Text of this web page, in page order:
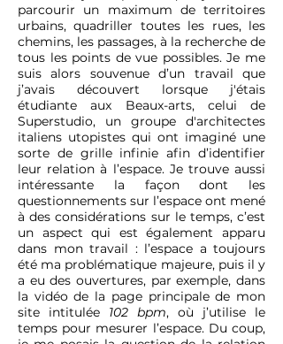
parcourir un maximum de territoires
urbains, quadriller toutes les rues, les
chemins, les passages, à la recherche de
tous les points de vue possibles. Je me
suis alors souvenue d’un travail que
j’avais découvert lorsque j'étais
étudiante aux Beaux-arts, celui de
Superstudio, un groupe d'architectes
italiens utopistes qui ont imaginé une
sorte de grille infinie afin d’identifier
leur relation à l’espace. Je trouve aussi
intéressante la façon dont les
questionnements sur l’espace ont mené
à des considérations sur le temps, c’est
un aspect qui est également apparu
dans mon travail : l’espace a toujours
été ma problématique majeure, puis il y
a eu des ouvertures, par exemple, dans
la vidéo de la page principale de mon
site intitulée 102 bpm, où j’utilise le
temps pour mesurer l’espace. Du coup,